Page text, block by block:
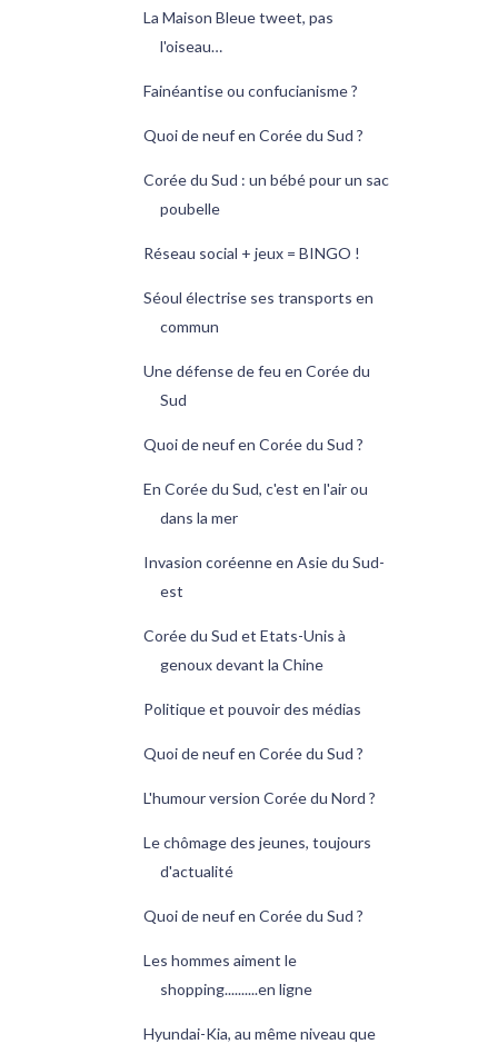
La Maison Bleue tweet, pas
l'oiseau…
Fainéantise ou confucianisme ?
Quoi de neuf en Corée du Sud ?
Corée du Sud : un bébé pour un sac
poubelle
Réseau social + jeux = BINGO !
Séoul électrise ses transports en
commun
Une défense de feu en Corée du
Sud
Quoi de neuf en Corée du Sud ?
En Corée du Sud, c'est en l'air ou
dans la mer
Invasion coréenne en Asie du Sud-
est
Corée du Sud et Etats-Unis à
genoux devant la Chine
Politique et pouvoir des médias
Quoi de neuf en Corée du Sud ?
L'humour version Corée du Nord ?
Le chômage des jeunes, toujours
d'actualité
Quoi de neuf en Corée du Sud ?
Les hommes aiment le
shopping..........en ligne
Hyundai-Kia, au même niveau que